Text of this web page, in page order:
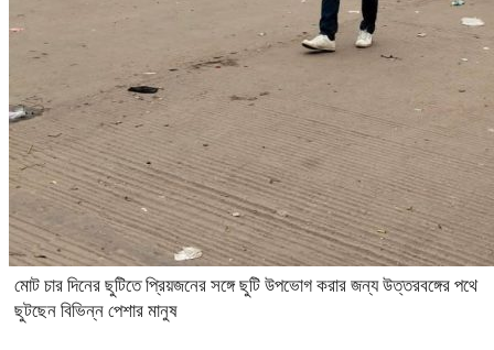
মোট চার দিনের ছুটিতে প্রিয়জনের সঙ্গে ছুটি উপভোগ করার জন্য উত্তরবঙ্গের পথে
ছুটছেন বিভিন্ন পেশার মানুষ